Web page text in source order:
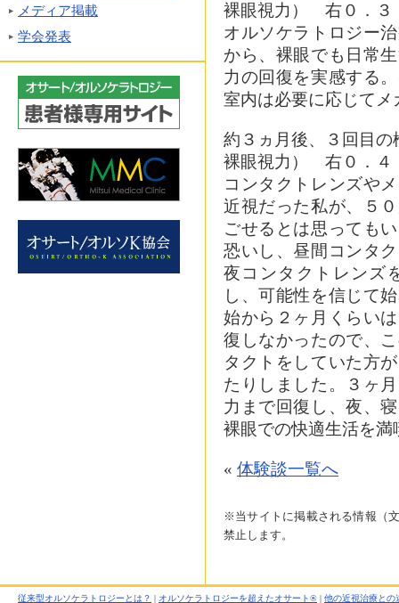
メディア掲載
学会発表
裸眼視力） 右０．
オルソケラトロジー
から、裸眼でも日常
力の回復を実感する
室内は必要に応じてメ
約３ヵ月後、３回目の
裸眼視力） 右０．
コンタクトレンズや
近視だった私が、５
ごせるとは思っても
恐いし、昼間コンタ
夜コンタクトレンズ
し、可能性を信じて
始から２ヶ月くらい
復しなかったので、
タクトをしていた方
たりしました。３ヶ
力まで回復し、夜、
裸眼での快適生活を満
« 体験談一覧へ
※当サイトに掲載される情報（
禁止します。
従来型オルソケラトロジーとは？ | オルソケラトロジーを超えたオサート® | 他の近視治療との